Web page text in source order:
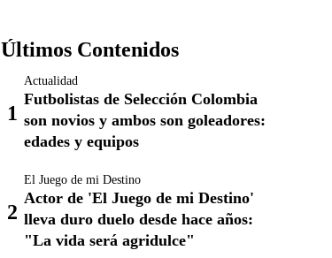
Últimos Contenidos
Actualidad
Futbolistas de Selección Colombia
son novios y ambos son goleadores:
edades y equipos
El Juego de mi Destino
Actor de 'El Juego de mi Destino'
lleva duro duelo desde hace años:
"La vida será agridulce"